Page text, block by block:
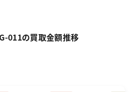
011の買取金額推移